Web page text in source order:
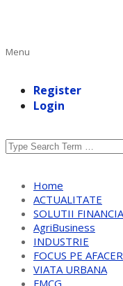
Primary
Menu
Register
Login
Search
Home
ACTUALITATE
SOLUTII
AgriBusiness
INDUSTRIE
FOCUS PE
VIATA URBANA
FMCG